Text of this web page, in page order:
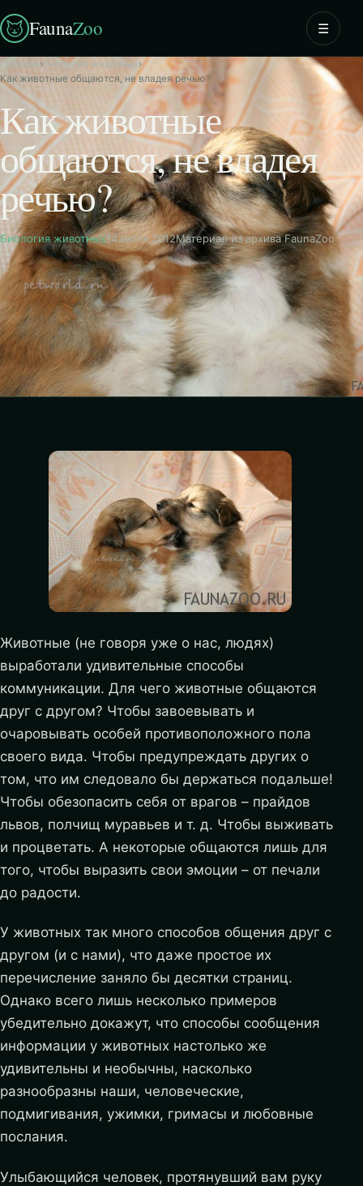
FaunaZoo ☰
Главная›Биология животных›
Как животные общаются, не владея речью?
Как животные
общаются, не владея
речью?
Биология животных14 июля 2012Материал из архива FaunaZoo
Животные (не говоря уже о нас, людях)
выработали удивительные способы
коммуникации. Для чего животные общаются
друг с другом? Чтобы завоевывать и
очаровывать особей противоположного пола
своего вида. Чтобы предупреждать других о
том, что им следовало бы держаться подальше!
Чтобы обезопасить себя от врагов – прайдов
львов, полчищ муравьев и т. д. Чтобы выживать
и процветать. А некоторые общаются лишь для
того, чтобы выразить свои эмоции – от печали
до радости.
У животных так много способов общения друг с
другом (и с нами), что даже простое их
перечисление заняло бы десятки страниц.
Однако всего лишь несколько примеров
убедительно докажут, что способы сообщения
информации у животных настолько же
удивительны и необычны, насколько
разнообразны наши, человеческие,
подмигивания, ужимки, гримасы и любовные
послания.
Улыбающийся человек, протянувший вам руку